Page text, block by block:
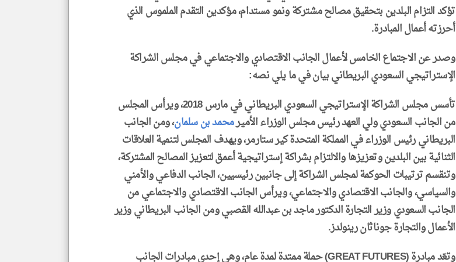
تؤكد التزام البلدين بتحقيق مصالح مشتركة ونمو مستدام، مؤكدين التقدم الملموس الذي
أحرزته أعمال المبادرة.
وصدر عن الاجتماع الخامس لأعمال الجانب الاقتصادي والاجتماعي في مجلس الشراكة
الإستراتيجي السعودي البريطاني بيان في ما يلي نصه:
تأسس مجلس الشراكة الإستراتيجي السعودي البريطاني في مارس 2018، ويرأس المجلس
من الجانب السعودي ولي العهد رئيس مجلس الوزراء الأميرمحمد بن سلمان، ومن الجانب
البريطاني رئيس الوزراء في المملكة المتحدة كير ستارمر، ويهدف المجلس لتنمية العلاقات
الثنائية بين البلدين وتعزيزها والالتزام بشراكة إستراتيجية أعمق لتعزيز المصالح المشتركة،
وتنقسم ترتيبات الحوكمة لمجلس الشراكة إلى جانبين رئيسيين، الجانب الدفاعي والأمني
والسياسي، والجانب الاقتصادي والاجتماعي، ويرأس الجانب الاقتصادي والاجتماعي من
الجانب السعودي وزير التجارة الدكتور ماجد بن عبدالله القصبي ومن الجانب البريطاني وزير
الأعمال والتجارة جوناثان رينولدز.
وتعّد مبادرة (GREAT FUTURES) حملة ممتدة لمدة عام، وهي إحدى مبادرات الجانب